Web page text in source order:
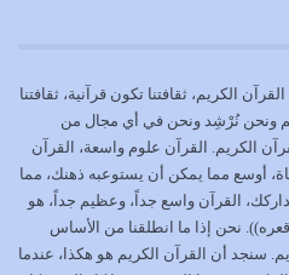
للمؤمنين وهو بمثابة سبب بينهم
الكريم، ثقافتنا تكون قرآنية، ثقافتنا
ونحن نُرْشِد ونحن في أي مجال من
الكريم. القرآن علوم واسعة، القرآن
أوسع مما يمكن أن يستوعبه ذهنك، مما
القرآن واسع جداً، وعظيم جداً، هو
نحن إذا ما انطلقنا من الأساس
سنجد أن القرآن الكريم هو هكذا، عندما